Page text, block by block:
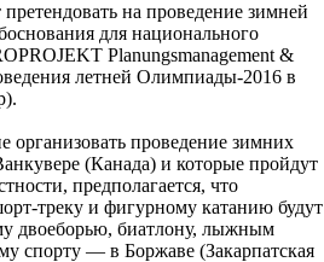
на проведение зимней
для национального
Planungsmanagement &
летней Олимпиады-2016 в
проведение зимних
(Канада) и которые пройдут
предполагается, что
треку и фигурному катанию будут
двоеборью, биатлону, лыжным
спорту — в Боржаве (Закарпатская